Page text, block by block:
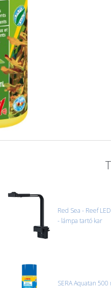
Red Sea - Reef
- lámpa tartó kar
SERA Aquatan 500